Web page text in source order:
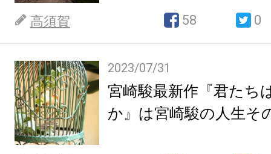
高須賀 58 0
2023/07/31
宮崎駿最新作『君たち
か』は宮崎駿の人生そ